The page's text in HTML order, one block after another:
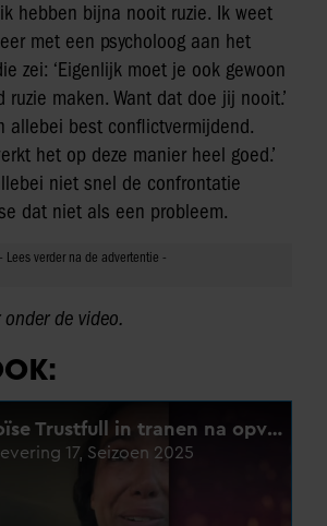
hebben bijna nooit ruzie. Ik weet
met een psycholoog aan het
zei: ‘Eigenlijk moet je ook gewoon
ruzie maken. Want dat doe jij nooit.’
allebei best conflictvermijdend.
het op deze manier heel goed.’
niet snel de confrontatie
dat niet als een probleem.
onder de video.